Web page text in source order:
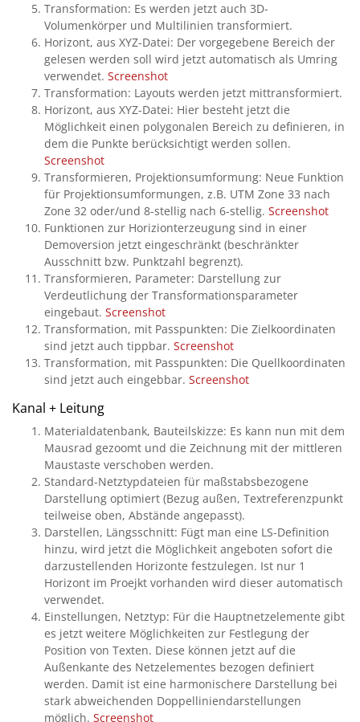
Transformation: Es werden jetzt auch 3D-
Volumenkörper und Multilinien transformiert.
Horizont, aus XYZ-Datei: Der vorgegebene Bereich der
gelesen werden soll wird jetzt automatisch als Umring
verwendet. Screenshot
Transformation: Layouts werden jetzt mittransformiert.
Horizont, aus XYZ-Datei: Hier besteht jetzt die
Möglichkeit einen polygonalen Bereich zu definieren, in
dem die Punkte berücksichtigt werden sollen.
Screenshot
Transformieren, Projektionsumformung: Neue Funktion
für Projektionsumformungen, z.B. UTM Zone 33 nach
Zone 32 oder/und 8-stellig nach 6-stellig. Screenshot
Funktionen zur Horizionterzeugung sind in einer
Demoversion jetzt eingeschränkt (beschränkter
Ausschnitt bzw. Punktzahl begrenzt).
Transformieren, Parameter: Darstellung zur
Verdeutlichung der Transformationsparameter
eingebaut. Screenshot
Transformation, mit Passpunkten: Die Zielkoordinaten
sind jetzt auch tippbar. Screenshot
Transformation, mit Passpunkten: Die Quellkoordinaten
sind jetzt auch eingebbar. Screenshot
Kanal + Leitung
Materialdatenbank, Bauteilskizze: Es kann nun mit dem
Mausrad gezoomt und die Zeichnung mit der mittleren
Maustaste verschoben werden.
Standard-Netztypdateien für maßstabsbezogene
Darstellung optimiert (Bezug außen, Textreferenzpunkt
teilweise oben, Abstände angepasst).
Darstellen, Längsschnitt: Fügt man eine LS-Definition
hinzu, wird jetzt die Möglichkeit angeboten sofort die
darzustellenden Horizonte festzulegen. Ist nur 1
Horizont im Proejkt vorhanden wird dieser automatisch
verwendet.
Einstellungen, Netztyp: Für die Hauptnetzelemente gibt
es jetzt weitere Möglichkeiten zur Festlegung der
Position von Texten. Diese können jetzt auf die
Außenkante des Netzelementes bezogen definiert
werden. Damit ist eine harmonischere Darstellung bei
stark abweichenden Doppelliniendarstellungen
möglich. Screenshot